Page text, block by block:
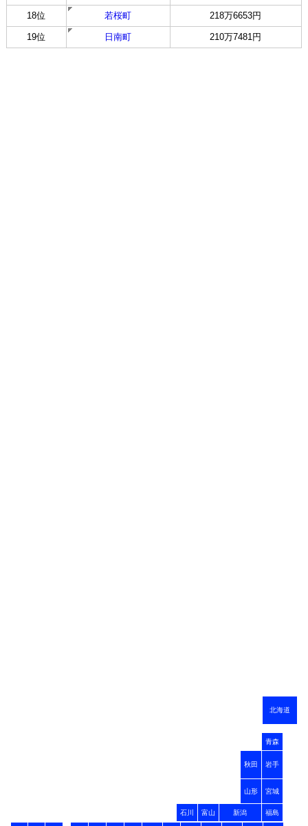
18位 若桜町 218万6653円
19位 日南町 210万7481円
北海道
青森
秋田 岩手
山形 宮城
石川 富山 新潟 福島